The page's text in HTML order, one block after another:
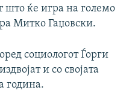
што ќе игра на големо
Митко Гаџовски.
социологот Ѓорги
и со својата
година.